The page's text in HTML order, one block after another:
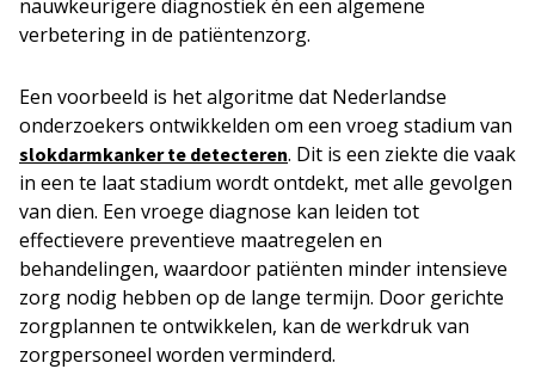
nauwkeurigere diagnostiek én een algemene
verbetering in de patiëntenzorg.
Een voorbeeld is het algoritme dat Nederlandse
onderzoekers ontwikkelden om een vroeg stadium van
slokdarmkanker te detecteren. Dit is een ziekte die vaak
in een te laat stadium wordt ontdekt, met alle gevolgen
van dien. Een vroege diagnose kan leiden tot
effectievere preventieve maatregelen en
behandelingen, waardoor patiënten minder intensieve
zorg nodig hebben op de lange termijn. Door gerichte
zorgplannen te ontwikkelen, kan de werkdruk van
zorgpersoneel worden verminderd.